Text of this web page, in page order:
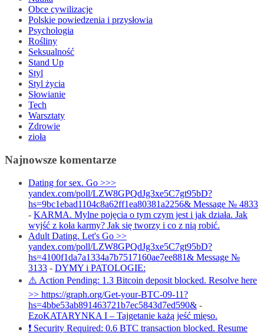
Obce cywilizacje
Polskie powiedzenia i przysłowia
Psychologia
Rośliny
Seksualność
Stand Up
Styl
Styl życia
Słowianie
Tech
Warsztaty
Zdrowie
zioła
Najnowsze komentarze
Dating for sex. Go >>>
yandex.com/poll/LZW8GPQdJg3xe5C7gt95bD?
hs=9bc1ebad1104c8a62ff1ea80381a2256& Message № 4833
- KARMA. Mylne pojęcia o tym czym jest i jak działa. Jak
wyjść z koła karmy? Jak się tworzy i co z nią robić.
Adult Dating. Let's Go >>
yandex.com/poll/LZW8GPQdJg3xe5C7gt95bD?
hs=4100f1da7a1334a7b7517160ae7ee881& Message №
3133 - DYMY i PATOLOGIE:
⚠️ Action Pending: 1.3 Bitcoin deposit blocked. Resolve here
>> https://graph.org/Get-your-BTC-09-11?
hs=4bbe53ab891463721b7ec5843d7ed590& -
EzoKATARYNKA I – Tajgetanie każą jeść mięso.
❗ Security Required: 0.6 BTC transaction blocked. Resume